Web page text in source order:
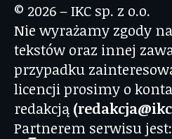
© 2026 – IKC sp. z o.o.
Nie wyrażamy zgody
tekstów oraz innej
przypadku
licencji prosimy o
redakcją
Partnerem serwisu jest: